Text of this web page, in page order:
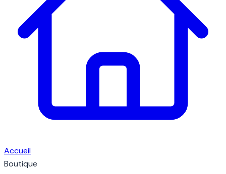
Accueil
Boutique